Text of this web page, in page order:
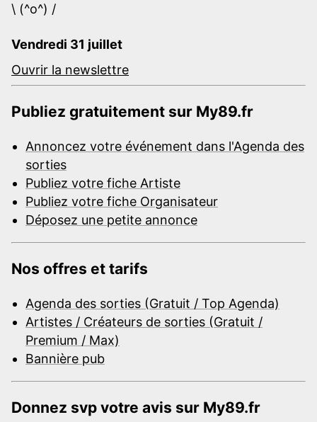
\ (^o^) /
Vendredi 31 juillet
Ouvrir la newslettre
Publiez gratuitement sur My89.fr
Annoncez votre événement dans l'Agenda des
sorties
Publiez votre fiche Artiste
Publiez votre fiche Organisateur
Déposez une petite annonce
Nos offres et tarifs
Agenda des sorties (Gratuit / Top Agenda)
Artistes / Créateurs de sorties (Gratuit /
Premium / Max)
Bannière pub
Donnez svp votre avis sur My89.fr